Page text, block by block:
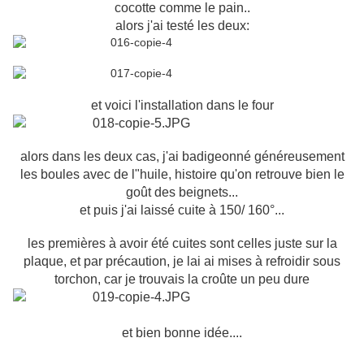
cocotte comme le pain..
alors j'ai testé les deux:
et voici l'installation dans le four
alors dans les deux cas, j'ai badigeonné généreusement
les boules avec de l"huile, histoire qu'on retrouve bien le
goût des beignets...
et puis j'ai laissé cuite à 150/ 160°...
les premières à avoir été cuites sont celles juste sur la
plaque, et par précaution, je lai ai mises à refroidir sous
torchon, car je trouvais la croûte un peu dure
et bien bonne idée....